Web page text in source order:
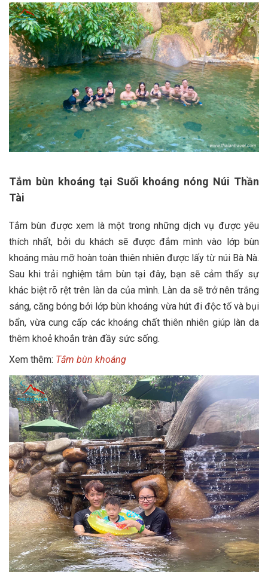
Tắm bùn khoáng tại Suối khoáng nóng Núi Thần
Tài
Tắm bùn được xem là một trong những dịch vụ được yêu
thích nhất, bởi du khách sẽ được đắm mình vào lớp bùn
khoáng màu mỡ hoàn toàn thiên nhiên được lấy từ núi Bà Nà.
Sau khi trải nghiệm tắm bùn tại đây, bạn sẽ cảm thấy sự
khác biệt rõ rệt trên làn da của mình. Làn da sẽ trở nên trắng
sáng, căng bóng bởi lớp bùn khoáng vừa hút đi độc tố và bụi
bẩn, vừa cung cấp các khoáng chất thiên nhiên giúp làn da
thêm khoẻ khoắn tràn đầy sức sống.
Xem thêm: Tắm bùn khoáng